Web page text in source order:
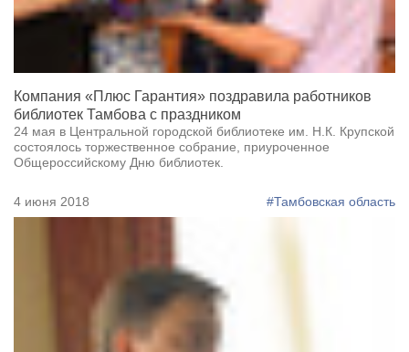
Компания «Плюс Гарантия» поздравила работников
библиотек Тамбова с праздником
24 мая в Центральной городской библиотеке им. Н.К. Крупской
состоялось торжественное собрание, приуроченное
Общероссийскому Дню библиотек.
4 июня 2018 #Тамбовская область